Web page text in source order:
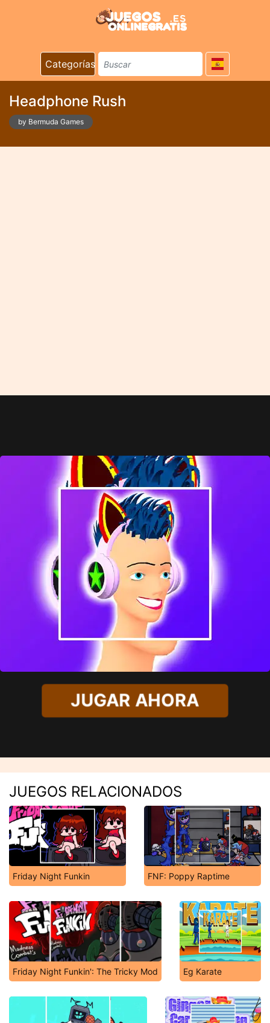
Categorías
Headphone Rush
by Bermuda Games
JUGAR AHORA
JUEGOS RELACIONADOS
Friday Night Funkin FNF: Poppy Raptime
Friday Night Funkin': The Tricky Mod Eg Karate